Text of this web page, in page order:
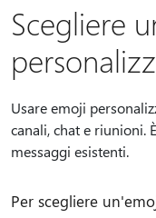
Scegliere
Usare emoji
canali, chat e riunioni.
messaggi esistenti.
Per scegliere